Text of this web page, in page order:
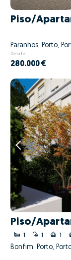
Piso/
Paranhos, Porto,
Desde
280.000 €
Piso/
1 1 1
Bonfim, Porto,